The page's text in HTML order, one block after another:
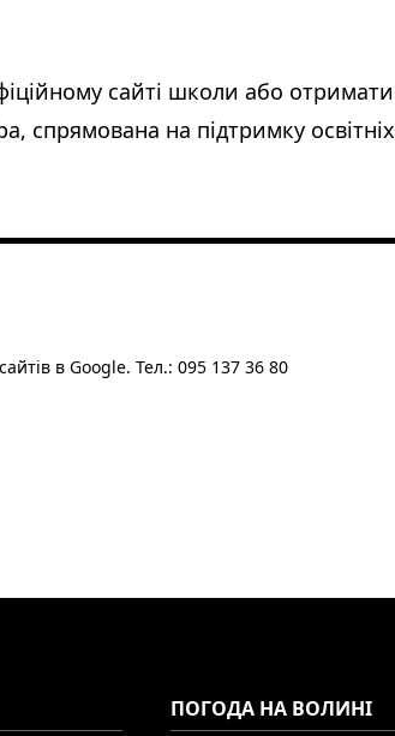
сайті школи або отримати
спрямована на підтримку освітніх
в Google. Тел.: 095 137 36 80
ПОГОДА НА ВОЛИНІ